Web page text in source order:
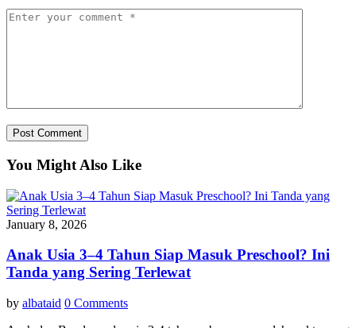
You Might Also Like
January 8, 2026
Anak Usia 3–4 Tahun Siap Masuk Preschool? Ini
Tanda yang Sering Terlewat
by albataid 0 Comments